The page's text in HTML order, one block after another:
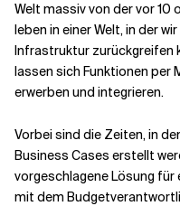
Verwandte Themen
Welt massiv von der vor
leben in einer Welt, in der
Infrastruktur zurückgreifen
lassen sich Funktionen per
erwerben und integrieren.
Vorbei sind die Zeiten, in
Business Cases erstellt
vorgeschlagene Lösung
mit dem